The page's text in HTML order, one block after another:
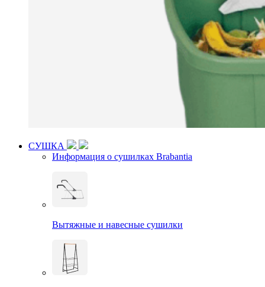
СУШКА
Информация о сушилках Brabantia
Вытяжные и навесные сушилки